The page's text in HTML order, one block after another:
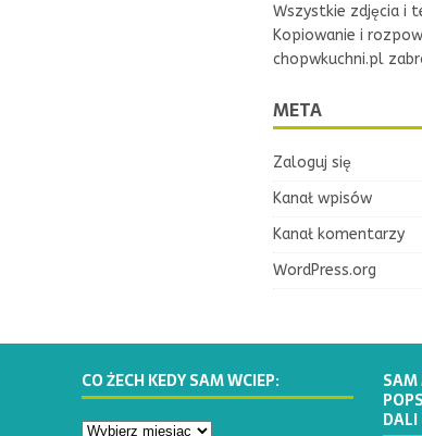
Wszystkie zdjęcia i
Kopiowanie i
chopwkuchni.pl
META
Zaloguj się
Kanał wpisów
Kanał komentarzy
WordPress.org
CO ŻECH KEDY SAM WCIEP:
SAM
DALI